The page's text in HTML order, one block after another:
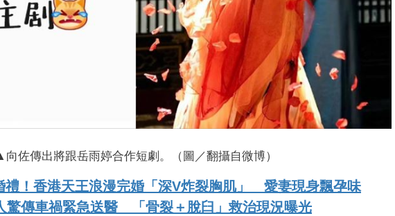
向佐傳出將跟岳雨婷合作短劇。（圖／翻攝自微博）
禮！香港天王浪漫完婚「深V炸裂胸肌」 愛妻現身飄孕味
驚傳車禍緊急送醫 「骨裂＋脫臼」救治現況曝光